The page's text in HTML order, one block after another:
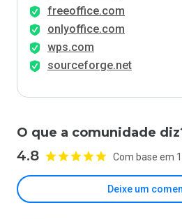
freeoffice.com
onlyoffice.com
wps.com
sourceforge.net
O que a comunidade
4.8 Com base em
Deixe um